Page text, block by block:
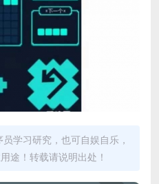
学习研究，也可自娱自乐，
途！转载请说明出处！